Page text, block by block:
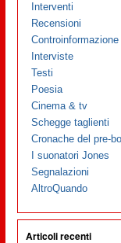
Interventi
Recensioni
Controinformazione
Interviste
Testi
Poesia
Cinema & tv
Schegge taglienti
Cronache del pre-
I suonatori Jones
Segnalazioni
AltroQuando
Articoli recenti